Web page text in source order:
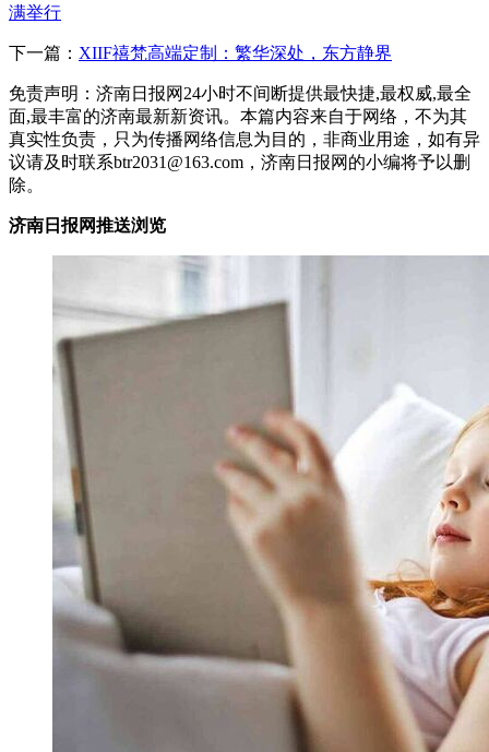
满举行
下一篇： XIIF禧梵高端定制：繁华深处，东方静界
免责声明：济南日报网24小时不间断提供最快捷,最权威,最全
面,最丰富的济南最新新资讯。本篇内容来自于网络，不为其
真实性负责，只为传播网络信息为目的，非商业用途，如有异
议请及时联系btr2031@163.com，济南日报网的小编将予以删
除。
济南日报网推送浏览